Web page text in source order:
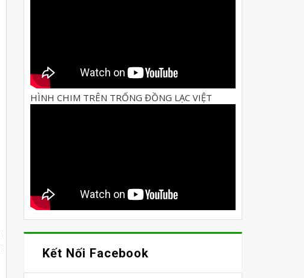
HÌNH CHIM TRÊN TRỐNG ĐỒNG LẠC VIỆT
Kết Nối Facebook